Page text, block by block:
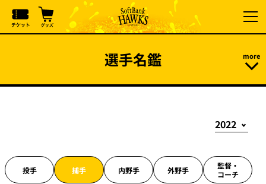
選手名鑑
投手 捕手 内野手 外野手
監督・
コーチ